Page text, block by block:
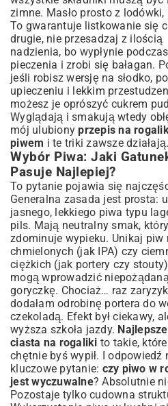
zimne. Masło prosto z lodówki,
To gwarantuje listkowanie się
drugie, nie przesadzaj z ilością
nadzienia, bo wypłynie podczas
pieczenia i zrobi się bałagan.
jeśli robisz wersję na słodko, po
upieczeniu i lekkim
możesz je oprószyć cukrem
Wyglądają i smakują wtedy
mój ulubionyprzepis na
piwem i te triki zawsze działają.
Wybór Piwa: Jaki
Pasuje Najlepiej?
To pytanie pojawia się
Generalna zasada jest prosta:
jasnego, lekkiego piwa typu
pils. Mają neutralny smak,
zdominuje wypieku. Unikaj piw
chmielonych (jak IPA) czy
ciężkich (jak portery czy
mogą wprowadzić
goryczkę. Chociaż… raz
dodałam odrobinę portera do
czekoladą. Efekt był ciekawy,
wyższa szkoła jazdy.
ciasta na rogaliki to takie,
chętnie byś wypił. I odpowiedź
kluczowe pytanie: czy piwo w
jest wyczuwalne? Absolutnie
Pozostaje tylko cudowna